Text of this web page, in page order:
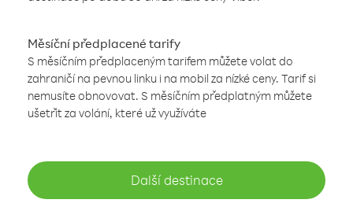
Měsíční předplacené tarify
S měsíčním předplaceným tarifem můžete volat do
zahraničí na pevnou linku i na mobil za nízké ceny. Tarif si
nemusíte obnovovat. S měsíčním předplatným můžete
ušetřit za volání, které už využíváte
Další destinace